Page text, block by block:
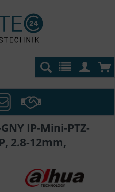
IP-Mini-PTZ-
2.8-12mm,